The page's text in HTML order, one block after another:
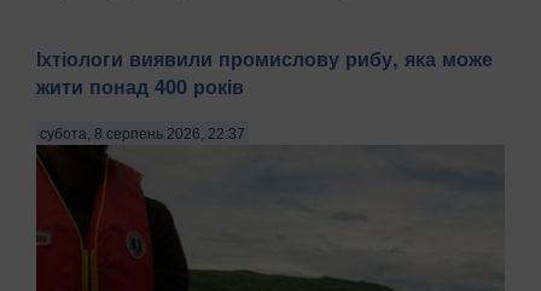
Іхтіологи виявили промислову рибу, яка може
жити понад 400 років
субота, 8 серпень 2026, 22:37